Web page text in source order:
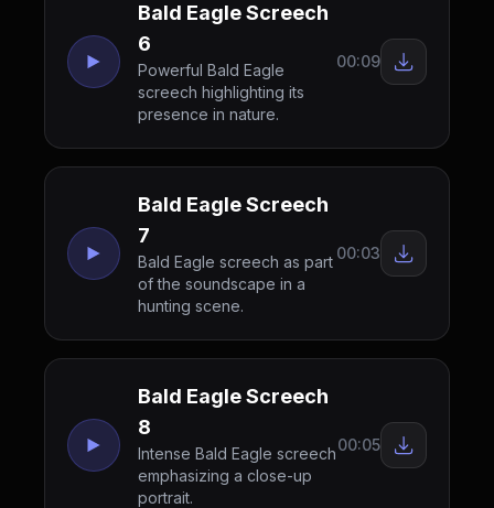
Bald Eagle Screech
6
Powerful Bald Eagle
screech highlighting its
presence in nature.
00:09
Bald Eagle Screech
7
Bald Eagle screech as part
of the soundscape in a
hunting scene.
00:03
Bald Eagle Screech
8
Intense Bald Eagle screech
emphasizing a close-up
portrait.
00:05